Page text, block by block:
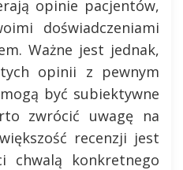
opinie pacjentów,
doświadczeniami
Ważne jest jednak,
opinii z pewnym
być subiektywne
zwrócić uwagę na
recenzji jest
chwalą konkretnego